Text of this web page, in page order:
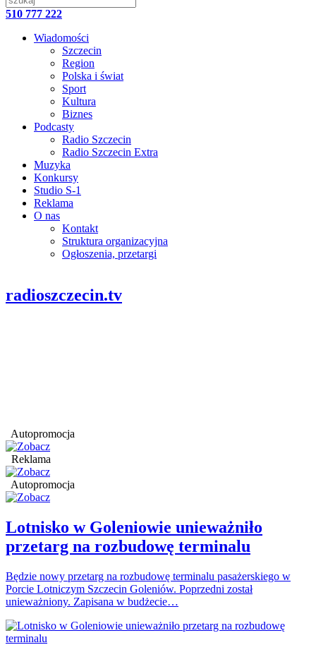
510 777 222
Wiadomości
Szczecin
Region
Polska i świat
Sport
Kultura
Biznes
Podcasty
Radio Szczecin
Radio Szczecin Extra
Muzyka
Konkursy
Studio S-1
Reklama
O nas
Kontakt
Struktura organizacyjna
Ogłoszenia, przetargi
radioszczecin.tv
Autopromocja
Reklama
Autopromocja
Lotnisko w Goleniowie unieważniło
przetarg na rozbudowę terminalu
Będzie nowy przetarg na rozbudowę terminalu pasażerskiego w
Porcie Lotniczym Szczecin Goleniów. Poprzedni został
unieważniony. Zapisana w budżecie…